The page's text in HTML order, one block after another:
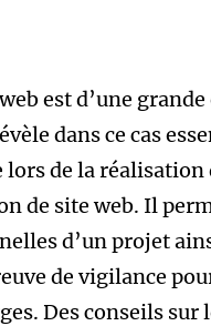
est d’une
dans ce cas
lors de la
de site web. Il
d’un projet
de vigilance
Des conseils